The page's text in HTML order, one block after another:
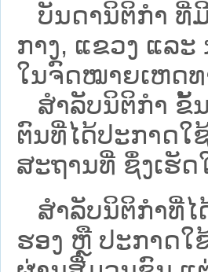
ບັນດານິຕິກໍາ ທີ່
ກາງ, ແຂວງ ແລ
ໃນຈົດໝາຍເຫດທ
ສຳລັບນິ​ຕິ​ກຳ ຂັ້
ຕົນທີ່ໄດ້ປະກາດໃ
ສະຖານທີ່ ຊຶ່ງເຮັດ
ສໍາລັບນິຕິກໍາທີ່ໄ
ຮອງ ຫຼື ປະກາດໃ